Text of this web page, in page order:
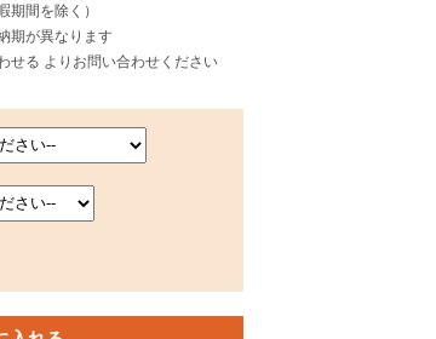
期間を除く）
期が異なります
せる よりお問い合わせください